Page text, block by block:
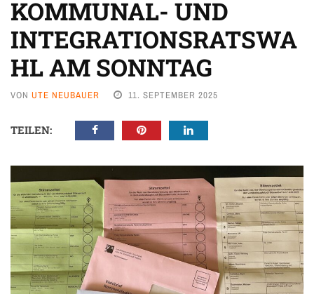
KOMMUNAL- UND
INTEGRATIONSRATSWA
HL AM SONNTAG
VON UTE NEUBAUER 11. SEPTEMBER 2025
TEILEN: